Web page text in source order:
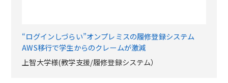
“ログインしづらい”オンプレミスの履修登録システム
AWS移行で学生からのクレームが激減
上智大学様(教学支援/履修登録システム）